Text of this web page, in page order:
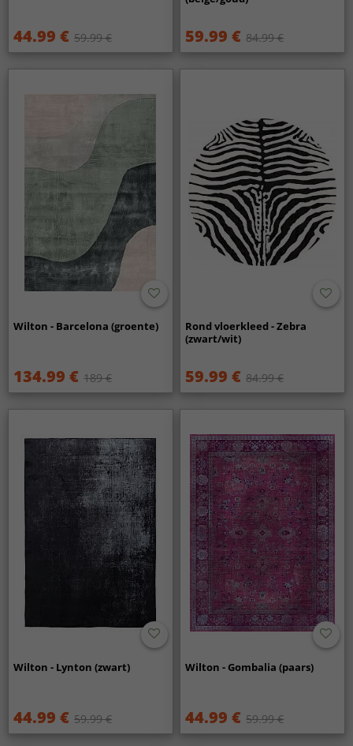
44.99 € 59.99 € 59.99 € 84.99 €
Wilton - Barcelona (groente)
134.99 € 189 €
Rond vloerkleed - Zebra
(zwart/wit)
59.99 € 84.99 €
Wilton - Lynton (zwart)
44.99 € 59.99 €
Wilton - Gombalia (paars)
44.99 € 59.99 €